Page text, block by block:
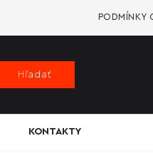
PODMÍNKY
Hľadať
KONTAKTY